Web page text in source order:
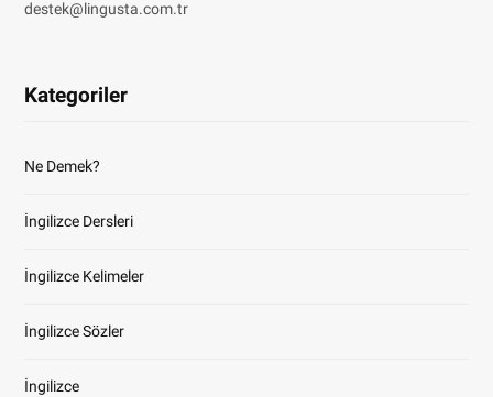
destek@lingusta.com.tr
Kategoriler
Ne Demek?
İngilizce Dersleri
İngilizce Kelimeler
İngilizce Sözler
İngilizce